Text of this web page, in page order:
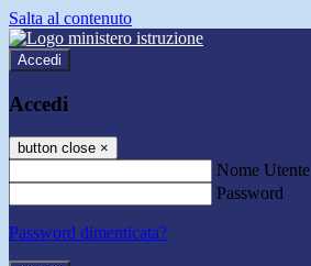
Salta al contenuto
Accedi
Accedi
button close ×
Nome Utente
Password
Password dimenticata?